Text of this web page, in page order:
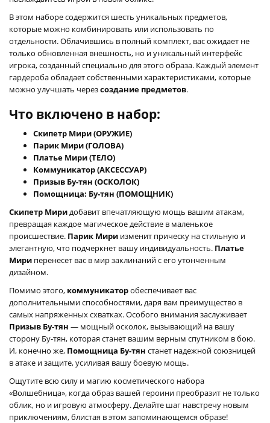
В этом наборе содержится шесть уникальных предметов,
которые можно комбинировать или использовать по
отдельности. Облачившись в полный комплект, вас ожидает не
только обновленная внешность, но и уникальный интерфейс
игрока, созданный специально для этого образа. Каждый элемент
гардероба обладает собственными характеристиками, которые
можно улучшать черезсоздание предметов.
Что включено в набор:
Скипетр Мири (ОРУЖИЕ)
Парик Мири (ГОЛОВА)
Платье Мири (ТЕЛО)
Коммуникатор (АКСЕССУАР)
Призыв Бу-тян (ОСКОЛОК)
Помощница: Бу-тян (ПОМОЩНИК)
Скипетр Миридобавит впечатляющую мощь вашим атакам,
превращая каждое магическое действие в маленькое
происшествие. Парик Мири изменит прическу на стильную и
элегантную, что подчеркнет вашу индивидуальность. Платье
Мири перенесет вас в мир заклинаний с его утонченным
дизайном.
Помимо этого, коммуникаторобеспечивает вас
дополнительными способностями, даря вам преимущество в
самых напряженных схватках. Особого внимания заслуживает
Призыв Бу-тян — мощный осколок, вызывающий на вашу
сторону Бу-тян, которая станет вашим верным спутником в бою.
И, конечно же, Помощница Бу-тян станет надежной союзницей
в атаке и защите, усиливая вашу боевую мощь.
Ощутите всю силу и магию косметического набора
«Волшебница», когда образ вашей героини преобразит не только
облик, но и игровую атмосферу. Делайте шаг навстречу новым
приключениям, блистая в этом запоминающемся образе!